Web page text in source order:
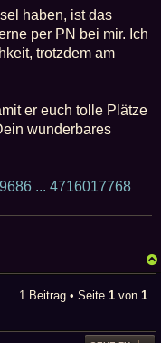
haben, ist das
per PN bei mir. Ich
trotzdem am
er euch tolle Plätze
wunderbares
... 4716017768
1 Beitrag • Seite 1 von 1